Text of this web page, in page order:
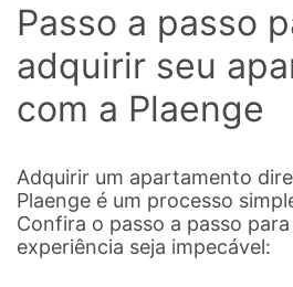
Passo a passo
adquirir seu
com a Plaenge
Adquirir um apartamento
Plaenge é um processo
Confira o passo a passo
experiência seja impecável: